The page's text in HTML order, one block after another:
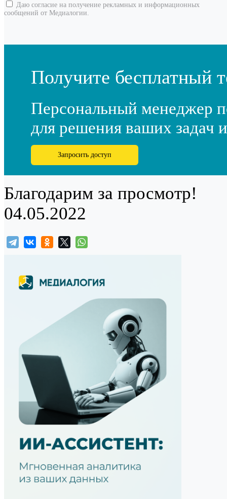
Даю согласие на получение рекламных и информационных
сообщений от Медиалогии.
Получите бесплатный
Персональный менеджер
для решения ваших задач
Запросить доступ
Благодарим за просмотр!
04.05.2022